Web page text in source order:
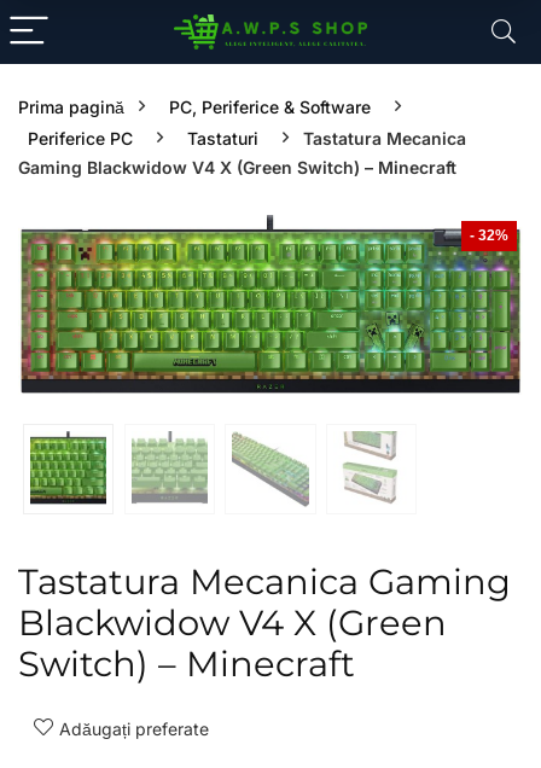
Prima pagină
PC, Periferice & Software
Periferice PC
Tastaturi
Tastatura Mecanica
Gaming Blackwidow V4 X (Green Switch) – Minecraft
- 32%
Tastatura Mecanica Gaming
Blackwidow V4 X (Green
Switch) – Minecraft
Adăugați preferate